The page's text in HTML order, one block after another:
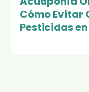
Cómo Evitar
Pesticidas